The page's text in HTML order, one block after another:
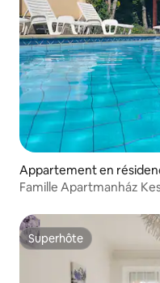
Appartement en
Famille Apartmanház
Superhôte
Superhôte